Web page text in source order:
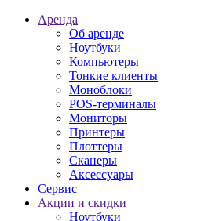
Аренда
Об аренде
Ноутбуки
Компьютеры
Тонкие клиенты
Моноблоки
POS-терминалы
Мониторы
Принтеры
Плоттеры
Сканеры
Аксессуары
Сервис
Акции и скидки
Ноутбуки